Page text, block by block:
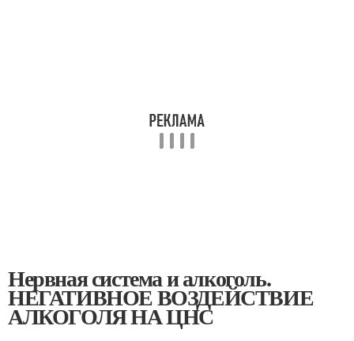
Нервная система и алкоголь.
НЕГАТИВНОЕ ВОЗДЕЙСТВИЕ
АЛКОГОЛЯ НА ЦНС